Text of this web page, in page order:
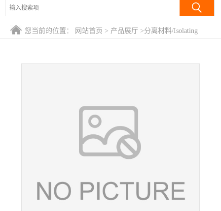
产品展厅
证书荣誉
您当前的位置： 网站首页 > 产品展厅 >分离材料/Isolating